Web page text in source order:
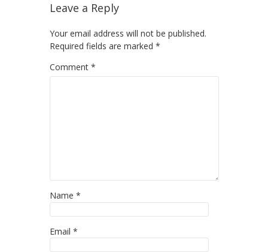
Leave a Reply
Your email address will not be published.
Required fields are marked *
Comment *
Name *
Email *